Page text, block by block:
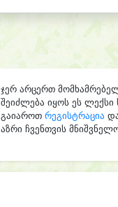
ჯერ არცერთ
შეიძლება იყოს ეს ლექსი
გაიაროთ რეგისტრაცია
აზრი ჩვენთვის